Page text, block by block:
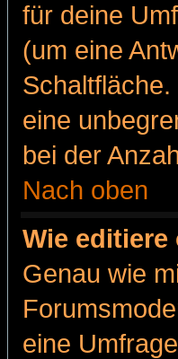
für deine
(um eine
eine
bei der
Nach oben
Wie
Genau wie
eine